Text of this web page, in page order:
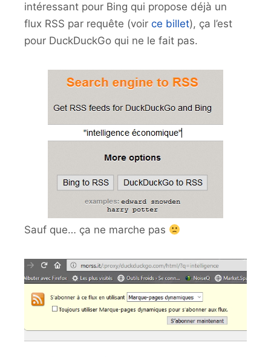
intéressant pour Bing qui propose déjà un
flux RSS par requête (voir ce billet), ça l’est
pour DuckDuckGo qui ne le fait pas.
Sauf que… ça ne marche pas